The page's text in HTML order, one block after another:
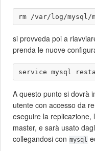
si provveda poi a
prenda le nuove
A questo punto si dovrà
utente con accesso da
eseguire la replicazione,
master, e sarà usato
collegandosi con mysql